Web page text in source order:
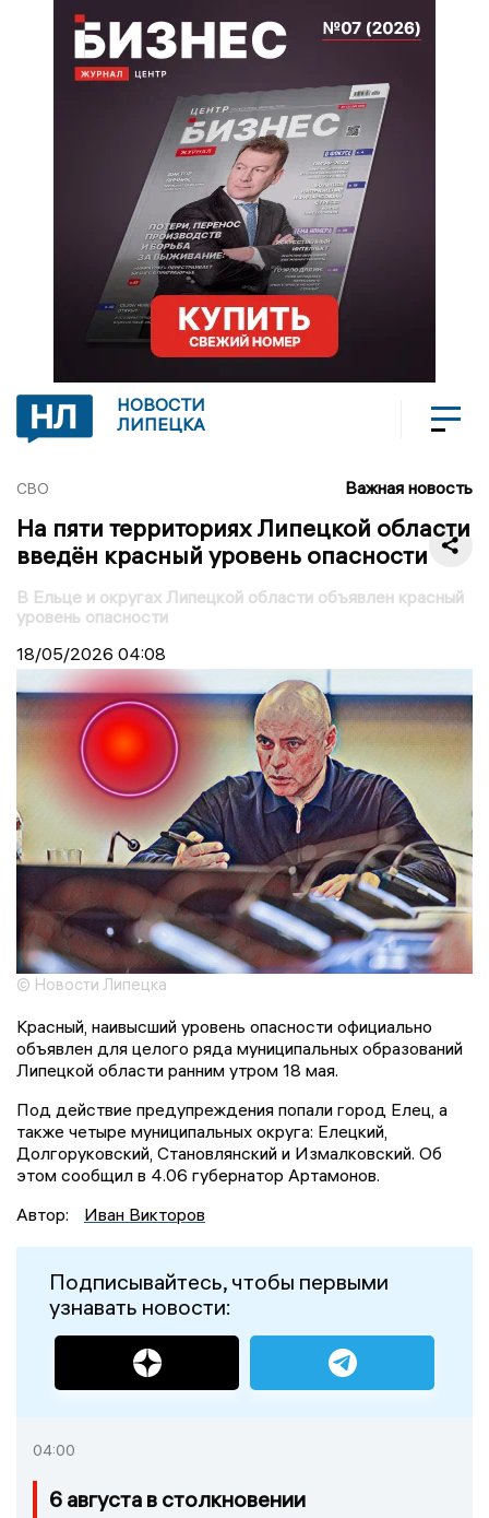
НОВОСТИ
ЛИПЕЦКА
СВО Важная новость
На пяти территориях Липецкой области
введён красный уровень опасности
В Ельце и округах Липецкой области объявлен красный
уровень опасности
18/05/2026 04:08
© Новости Липецка
Красный, наивысший уровень опасности официально
объявлен для целого ряда муниципальных образований
Липецкой области ранним утром 18 мая.
Под действие предупреждения попали город Елец, а
также четыре муниципальных округа: Елецкий,
Долгоруковский, Становлянский и Измалковский. Об
этом сообщил в 4.06 губернатор Артамонов.
Автор:
Иван Викторов
Подписывайтесь, чтобы первыми
узнавать новости:
04:00
6 августа в столкновении